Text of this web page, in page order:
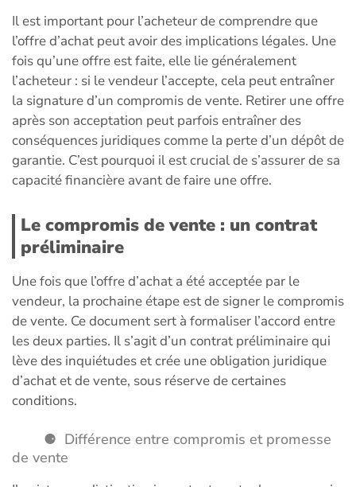
Il est important pour l’acheteur de comprendre que
l’offre d’achat peut avoir des implications légales. Une
fois qu’une offre est faite, elle lie généralement
l’acheteur : si le vendeur l’accepte, cela peut entraîner
la signature d’un compromis de vente. Retirer une offre
après son acceptation peut parfois entraîner des
conséquences juridiques comme la perte d’un dépôt de
garantie. C’est pourquoi il est crucial de s’assurer de sa
capacité financière avant de faire une offre.
Le compromis de vente : un contrat
préliminaire
Une fois que l’offre d’achat a été acceptée par le
vendeur, la prochaine étape est de signer le compromis
de vente. Ce document sert à formaliser l’accord entre
les deux parties. Il s’agit d’un contrat préliminaire qui
lève des inquiétudes et crée une obligation juridique
d’achat et de vente, sous réserve de certaines
conditions.
Différence entre compromis et promesse
de vente